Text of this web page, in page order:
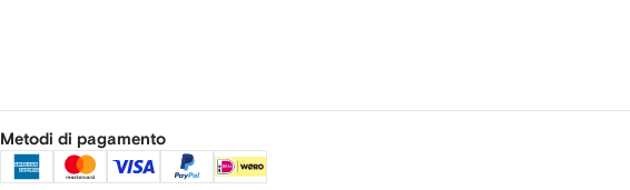
Metodi di pagamento